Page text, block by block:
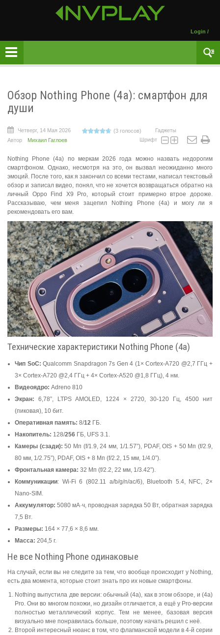
Login /
Обзор Nothing Phone (4a): смартфон для
души
Четверг, 14 Мая 2026 (3 голосов)
Гаджеты
Автор
Михаил Гаглоев Шрифт
Nothing Phone (4a) по меркам 2026 года можно назвать недорогим
смартфоном. Однако, несмотря на это, он вызвал неожиданно много
эмоций. После того, как я закончил со всеми тестами, написал текстовый
обзор и записал видео, понял, что не хочется возвращаться обратно на
личный Oppo Find X9 Pro, который стоит примерно втрое дороже.
Рассказываю, чем меня зацепил Nothing Phone (4a) и могу ли я
рекомендовать его вам.
Технические характеристики Nothing Phone (4a)
Чип SoC: Qualcomm Snapdragon 7s Gen 4 (1× Cortex-A720 @2,7 ГГц +
3× Cortex-A720 @2,4 ГГц + 4× Cortex-A520 @1,8 ГГц), 4 нм.
Видеоядро: Adreno 810
Экран: 6,78”, LTPS AMOLED, 1224 × 2720, 30-120 Гц, 4500 нит
(пиковая), 10 бит.
Оперативная память: 8/12 ГБ.
Накопитель: 128/256 ГБ, UFS 3.1.
Камеры (сзади): 50 Мп (f/1.9, 24 мм, 1/1.57”), PDAF, OIS + 50 Мп (f/2.9,
80 мм, 1/2.75”), PDAF, OIS + 8 Мп (f/2.2, 15 мм, 1/4.0”).
Фронтальная камера: 32 Мп (f/2.2, 22 мм, 1/3.42”).
Коммуникации: Wi-Fi 6 (802.11 a/b/g/n/ac/6), Bluetooth 5.4, NFC, 2×
Nano-SIM.
Аккумулятор: 5080 мА·ч, проводная зарядка 50 Вт, обратная зарядка
7,5 Вт.
Размеры: 164 × 77,6 × 8,6 мм.
Масса: 204,5 г.
Не все Nothing Phone одинаковые
На случай, если вы не следите за тем, что вообще происходит у Nothing,
есть два момента, которые стоит знать про их новые смартфоны.
Nothing выпустила две версии: обычный (4a), как в этом обзоре, и (4a)
Pro. Они во многом похожи, но дизайн отличается, а ещё у Pro-версии
полностью металлический корпус. Тем не менее, базовая версия
визуально мне понравилась больше, поэтому начать решил с неё.
Второй интересный нюанс в том, что флагманской модели в 4-й серии